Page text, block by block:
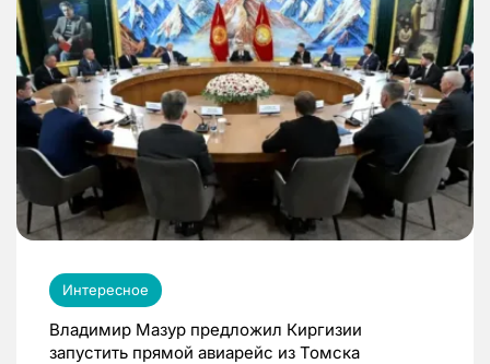
Интересное
Владимир Мазур предложил Киргизии
запустить прямой авиарейс из Томска